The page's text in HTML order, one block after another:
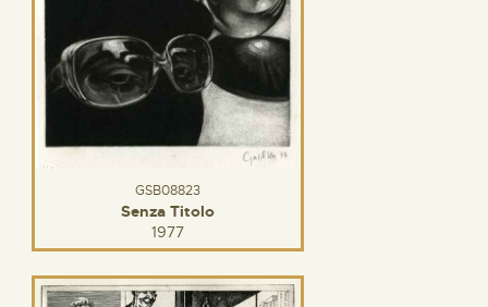
GSB08823
Senza Titolo
1977